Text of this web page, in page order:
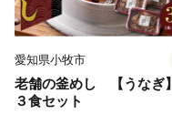
愛知県小牧市
老舗の釜めし 【うなぎ】
３食セット